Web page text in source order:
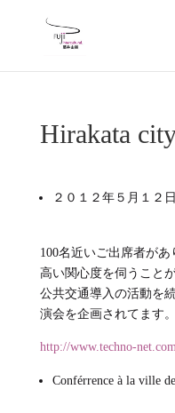
Hirakata
２０１２年５月１２
100名近いご出席者が
高い関心度を伺うこと
公共交通導入の活動を
演会を企画されてます
http://www.techno-
Conférrence à la ville